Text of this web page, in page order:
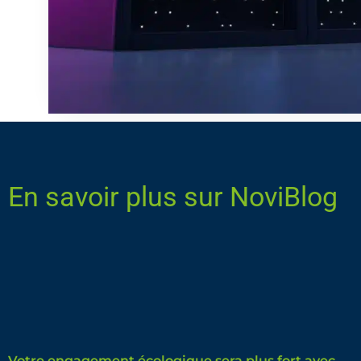
En savoir plus sur NoviBlog